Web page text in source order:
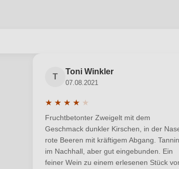
Neuer Kunde?
T
Toni Winkler
07.08.2021
★ ★ ★ ★ ★
Durchschnittliche Bewertung von 4
Fruchtbetonter Zweigelt mit dem
Geschmack dunkler Kirschen, in der
rote Beeren mit kräftigem Abgang.
im Nachhall, aber gut eingebunden. Ein
feiner Wein zu einem erlesenen Stück